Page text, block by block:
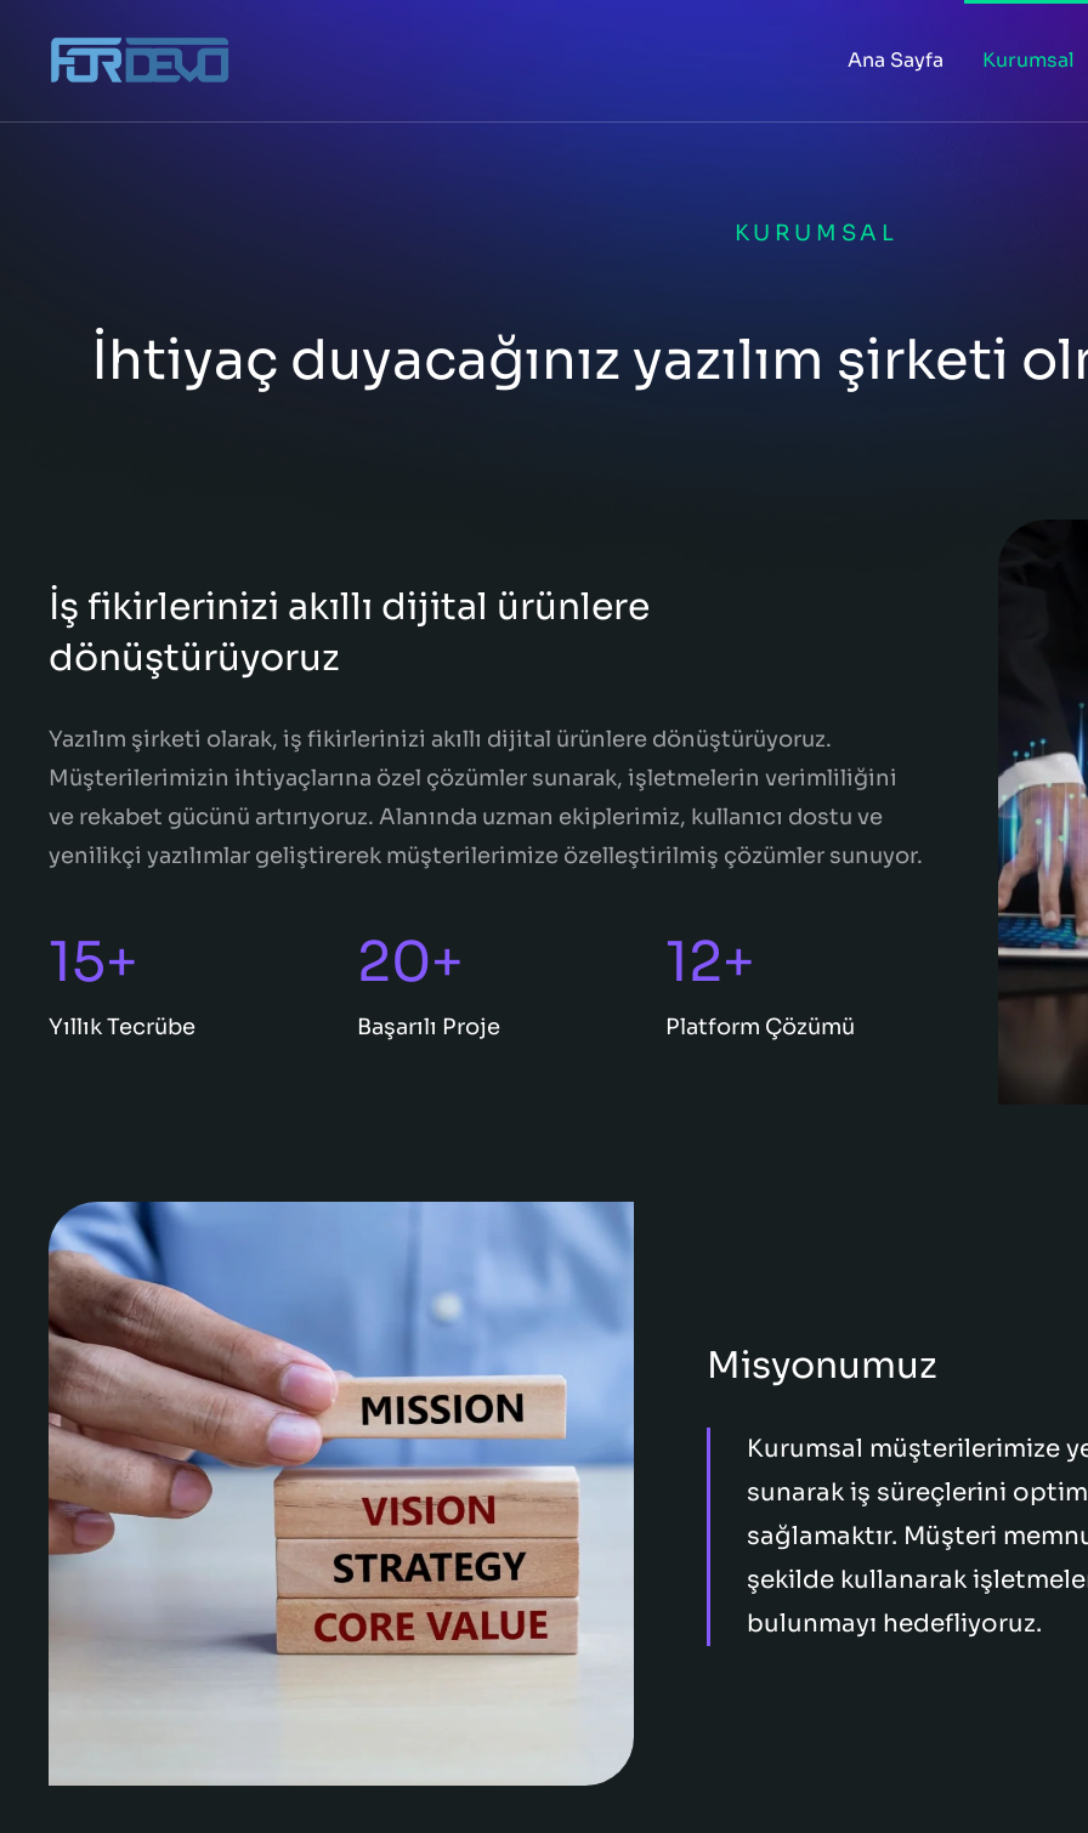
Ana Sayfa Kurumsal
KURUMSAL
İhtiyaç duyacağınız yazılım şirketi
İş fikirlerinizi akıllı dijital ürünlere
dönüştürüyoruz
Yazılım şirketi olarak, iş fikirlerinizi akıllı dijital ürünlere dönüştürüyoruz.
Müşterilerimizin ihtiyaçlarına özel çözümler sunarak, işletmelerin verimliliğini
ve rekabet gücünü artırıyoruz. Alanında uzman ekiplerimiz, kullanıcı dostu ve
yenilikçi yazılımlar geliştirerek müşterilerimize özelleştirilmiş çözümler sunuyor.
15+
Yıllık Tecrübe
20+
Başarılı Proje
12+
Platform Çözümü
Misyonumuz
Kurumsal müşterilerimize
sunarak iş süreçlerini
sağlamaktır. Müşteri
şekilde kullanarak
bulunmayı hedefliyoruz.